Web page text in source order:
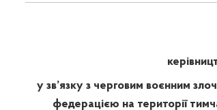
у зв’язку з черговим воєнним
федерацією на території